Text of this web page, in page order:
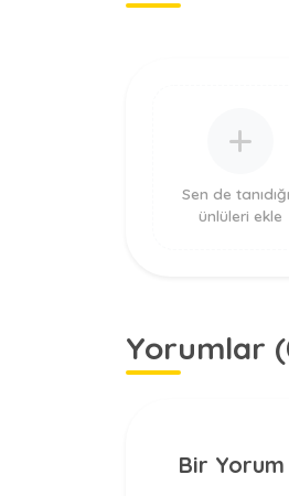
Sen de
ünlüleri ekle
Yorumlar
Bir Yorum